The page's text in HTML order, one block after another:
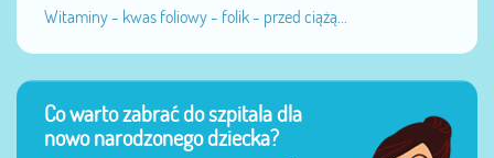
Witaminy - kwas foliowy - folik - przed ciążą...
Co warto zabrać do szpitala dla
nowo narodzonego dziecka?